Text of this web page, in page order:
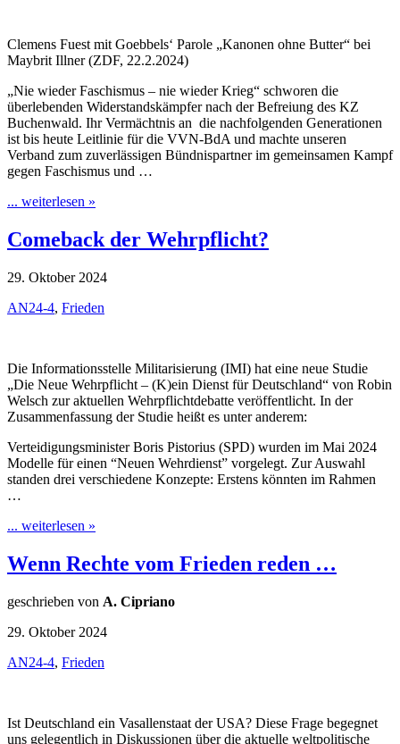
Clemens Fuest mit Goebbels‘ Parole „Kanonen ohne Butter“ bei
Maybrit Illner (ZDF, 22.2.2024)
„Nie wieder Faschismus – nie wieder Krieg“ schworen die
überlebenden Widerstandskämpfer nach der Befreiung des KZ
Buchenwald. Ihr Vermächtnis an die nachfolgenden Generationen
ist bis heute Leitlinie für die VVN-BdA und machte unseren
Verband zum zuverlässigen Bündnispartner im gemeinsamen Kampf
gegen Faschismus und …
... weiterlesen »
Comeback der Wehrpflicht?
29. Oktober 2024
AN24-4, Frieden
Die Informationsstelle Militarisierung (IMI) hat eine neue Studie
„Die Neue Wehrpflicht – (K)ein Dienst für Deutschland“ von Robin
Welsch zur aktuellen Wehrpflichtdebatte veröffentlicht. In der
Zusammenfassung der Studie heißt es unter anderem:
Verteidigungsminister Boris Pistorius (SPD) wurden im Mai 2024
Modelle für einen “Neuen Wehrdienst” vorgelegt. Zur Auswahl
standen drei verschiedene Konzepte: Erstens könnten im Rahmen
…
... weiterlesen »
Wenn Rechte vom Frieden reden …
geschrieben von A. Cipriano
29. Oktober 2024
AN24-4, Frieden
Ist Deutschland ein Vasallenstaat der USA? Diese Frage begegnet
uns gelegentlich in Diskussionen über die aktuelle weltpolitische